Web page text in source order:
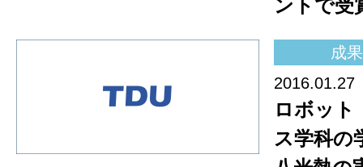
ントで受
成果
2016.01.27
ロボット
ス学科の